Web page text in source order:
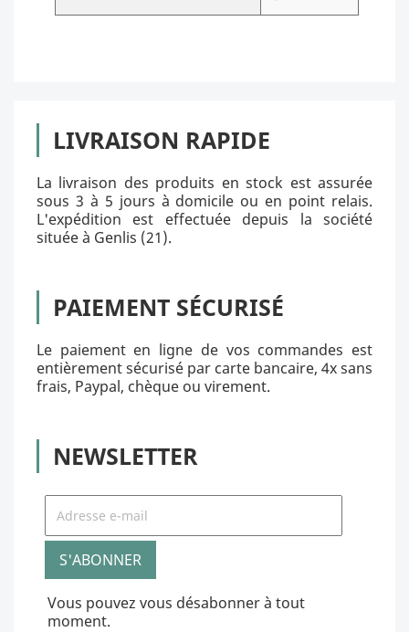
LIVRAISON RAPIDE
La livraison des produits en stock est assurée
sous 3 à 5 jours à domicile ou en point relais.
L'expédition est effectuée depuis la société
située à Genlis (21).
PAIEMENT SÉCURISÉ
Le paiement en ligne de vos commandes est
entièrement sécurisé par carte bancaire, 4x sans
frais, Paypal, chèque ou virement.
NEWSLETTER
Vous pouvez vous désabonner à tout
moment.